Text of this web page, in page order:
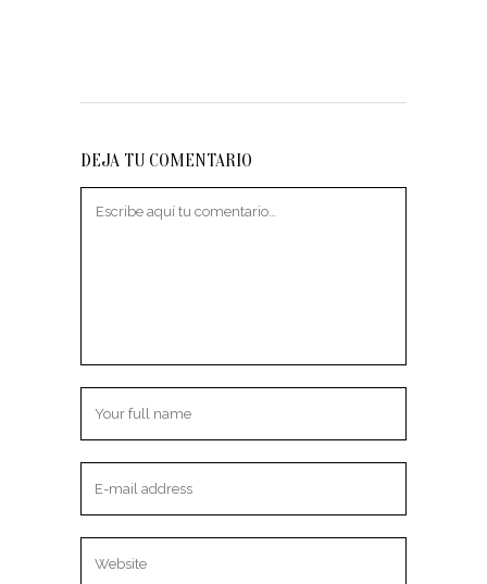
DEJA TU COMENTARIO